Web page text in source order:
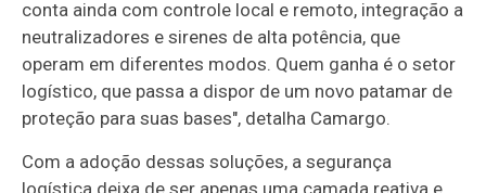
conta ainda com controle local e remoto, integração a
neutralizadores e sirenes de alta potência, que
operam em diferentes modos. Quem ganha é o setor
logístico, que passa a dispor de um novo patamar de
proteção para suas bases", detalha Camargo.
Com a adoção dessas soluções, a segurança
logística deixa de ser apenas uma camada reativa e